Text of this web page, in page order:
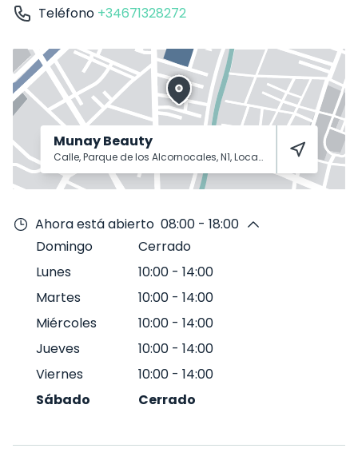
Teléfono +34671328272
Munay Beauty
Calle, Parque de los Alcornocales, N1, Local 4 Sevilla 41015
Ahora está abierto 08:00 - 18:00
Domingo
Cerrado
Lunes
10:00 - 14:00
Martes
10:00 - 14:00
Miércoles
10:00 - 14:00
Jueves
10:00 - 14:00
Viernes
10:00 - 14:00
Sábado
Cerrado